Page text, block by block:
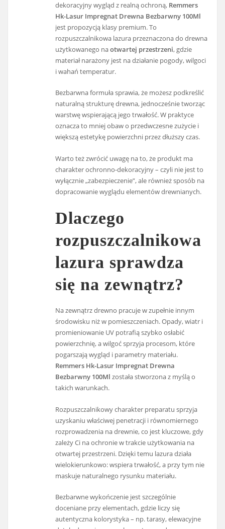
dekoracyjny wygląd z realną ochroną, Remmers
Hk-Lasur Impregnat Drewna Bezbarwny 100Ml
jest propozycją klasy premium. To
rozpuszczalnikowa lazura przeznaczona do drewna
użytkowanego naotwartej przestrzeni, gdzie
materiał narażony jest na działanie pogody, wilgoci
i wahań temperatur.
Bezbarwna formuła sprawia, że możesz podkreślić
naturalną strukturę drewna, jednocześnie tworząc
warstwę wspierającą jego trwałość. W praktyce
oznacza to mniej obaw o przedwczesne zużycie i
większą estetykę powierzchni przez dłuższy czas.
Warto też zwrócić uwagę na to, że produkt ma
charakter ochronno-dekoracyjny – czyli nie jest to
wyłącznie „zabezpieczenie”, ale również sposób na
dopracowanie wyglądu elementów drewnianych.
Dlaczego
rozpuszczalnikowa
lazura sprawdza
się na zewnątrz?
Na zewnątrz drewno pracuje w zupełnie innym
środowisku niż w pomieszczeniach. Opady, wiatr i
promieniowanie UV potrafią szybko osłabić
powierzchnię, a wilgoć sprzyja procesom, które
pogarszają wygląd i parametry materiału.
Remmers Hk-Lasur Impregnat Drewna
Bezbarwny 100Ml została stworzona z myślą o
takich warunkach.
Rozpuszczalnikowy charakter preparatu sprzyja
uzyskaniu właściwej penetracji i równomiernego
rozprowadzenia na drewnie, co jest kluczowe, gdy
zależy Ci na ochronie w trakcie użytkowania na
otwartej przestrzeni. Dzięki temu lazura działa
wielokierunkowo: wspiera trwałość, a przy tym nie
maskuje naturalnego rysunku materiału.
Bezbarwne wykończenie jest szczególnie
doceniane przy elementach, gdzie liczy się
autentyczna kolorystyka – np. tarasy, elewacyjne